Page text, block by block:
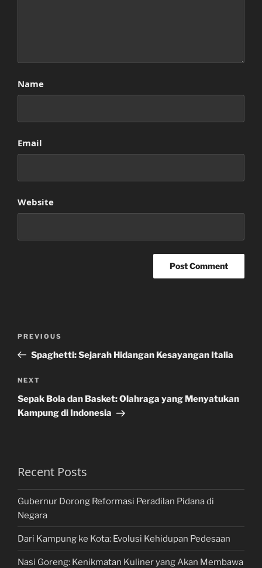
Name
Email
Website
Previous
Post
PREVIOUS
Spaghetti: Sejarah Hidangan Kesayangan Italia
Next
Post
NEXT
Sepak Bola dan Basket: Olahraga yang Menyatukan
Kampung di Indonesia
Recent Posts
Gubernur Dorong Reformasi Peradilan Pidana di
Negara
Dari Kampung ke Kota: Evolusi Kehidupan Pedesaan
Nasi Goreng: Kenikmatan Kuliner yang Akan Membawa